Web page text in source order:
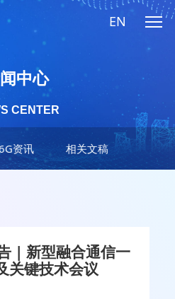
EN
资讯 相关文稿
中心
CENTER
| 新型融合通信一
关键技术会议